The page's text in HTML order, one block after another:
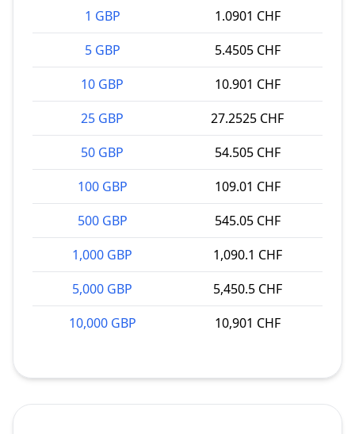
1 GBP
1.0901 CHF
5 GBP
5.4505 CHF
10 GBP
10.901 CHF
25 GBP
27.2525 CHF
50 GBP
54.505 CHF
100 GBP
109.01 CHF
500 GBP
545.05 CHF
1,000 GBP
1,090.1 CHF
5,000 GBP
5,450.5 CHF
10,000 GBP
10,901 CHF